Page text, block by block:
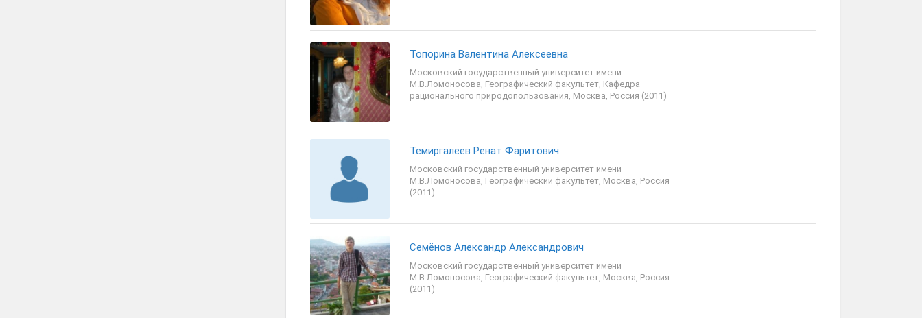
Топорина Валентина Алексеевна
Московский государственный университет имени
М.В.Ломоносова, Географический факультет, Кафедра
рационального природопользования, Москва, Россия (2011)
Темиргалеев Ренат Фаритович
Московский государственный университет имени
М.В.Ломоносова, Географический факультет, Москва, Россия
(2011)
Семёнов Александр Александрович
Московский государственный университет имени
М.В.Ломоносова, Географический факультет, Москва, Россия
(2011)